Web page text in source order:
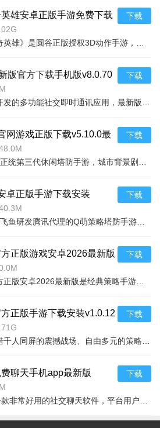
雄安卓正版手游免费下载
新版
下载
版官方下载手机版v8.0.70
下载
网游戏正版下载v5.10.0最
下载
卓正版手游下载安装
版
下载
正版游戏安卓2026最新版
版
下载
正版手游下载安装v1.0.12
下载
聊天手机app最新版
安卓版
下载